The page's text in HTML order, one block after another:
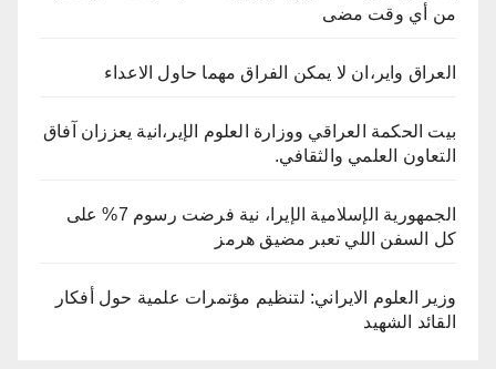
من أي وقت مضى
العراق واير،ان لا يمكن الفراق مهما حاول الاعداء
بيت الحكمة العراقي ووزارة العلوم الإير،انية يعززان آفاق
التعاون العلمي والثقافي.
الجمهورية الإسلامية الإيرا، نية فرضت رسوم 7% على
كل السفن اللي تعبر مضيق هرمز
وزير العلوم الايراني: لتنظيم مؤتمرات علمية حول أفكار
القائد الشهيد